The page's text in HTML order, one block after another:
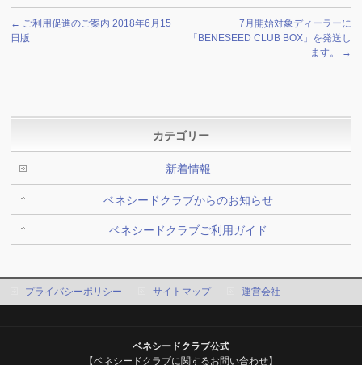
← ご利用促進のご案内 2018年6月15
日版
7月開始対象ディーラーに
「BENESEED CLUB BOX」を発送し
ます。
→
カテゴリー
新着情報
ベネシードクラブからのお知らせ
ベネシードクラブご利用ガイド
プライバシーポリシー サイトマップ 運営会社
ベネシードクラブ公式
【ベネシードクラブに関するお問い合わせ】